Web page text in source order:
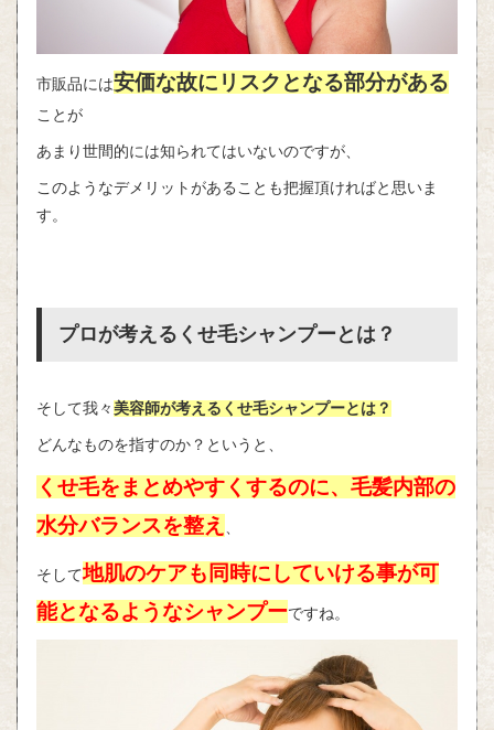
市販品には安価な故にリスクとなる部分がある
ことが
あまり世間的には知られてはいないのですが、
このようなデメリットがあることも把握頂ければと思いま
す。
プロが考えるくせ毛シャンプーとは？
そして我々 美容師が考えるくせ毛シャンプーとは？
どんなものを指すのか？というと、
くせ毛をまとめやすくするのに、毛髪内部の
水分バランスを整え
そして地肌のケアも同時にしていける事が可
能となるようなシャンプーですね。